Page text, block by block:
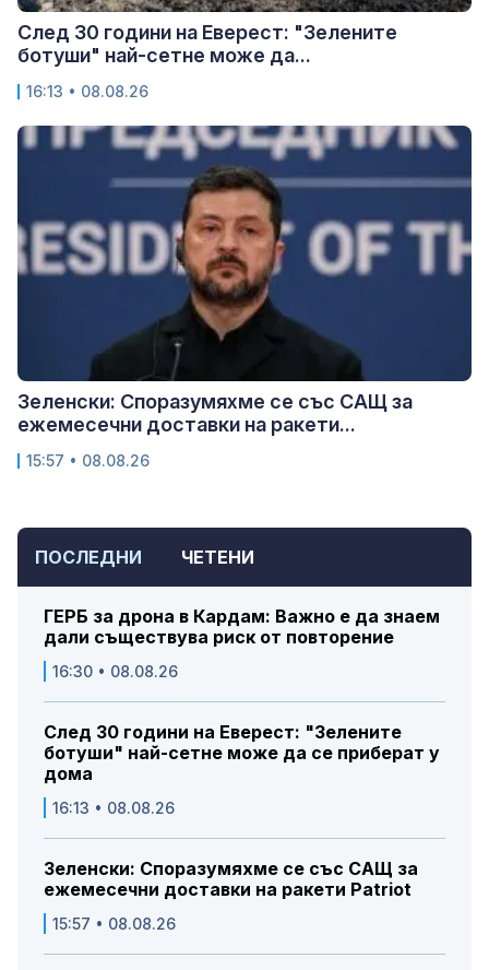
ПОСЛЕДНИ ЧЕТЕНИ
ГЕРБ за дрона в Кардам: Важно е да знаем
дали съществува риск от повторение
16:30 • 08.08.26
След 30 години на Еверест: "Зелените
ботуши" най-сетне може да се приберат у
дома
16:13 • 08.08.26
Зеленски: Споразумяхме се със САЩ за
ежемесечни доставки на ракети Patriot
15:57 • 08.08.26
След 30 години на Еверест: "Зелените
ботуши" най-сетне може да...
16:13 • 08.08.26
Зеленски: Споразумяхме се със САЩ за
ежемесечни доставки на ракети...
15:57 • 08.08.26